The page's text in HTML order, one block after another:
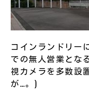
コインランドリー
での無人営業とな
視カメラを多数設
が…。)